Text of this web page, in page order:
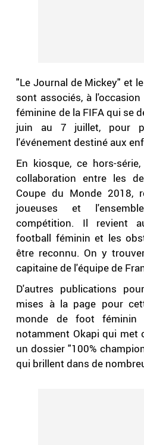
"Le Journal de Mickey" et
sont associés, à
féminine de la FIFA qui se
juin au 7 juillet, pour
l'événement destiné aux
En kiosque, ce hors-
collaboration entre les
Coupe du Monde 2018,
joueuses et
compétition. Il revient
football féminin et les
être reconnu. On y
capitaine de l'équipe de
D'autres publications
mises à la page pour
monde de foot féminin
notamment Okapi qui met
un dossier "100%
qui brillent dans de